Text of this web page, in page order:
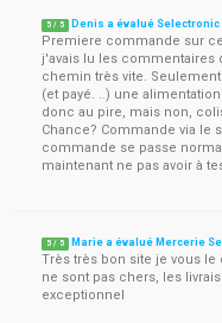
5 / 5 Denis a évalué Selectronic
Premiere commande sur
j'avais lu les commentaires
chemin très vite.
(et payé. ..) une
donc au pire, mais non,
Chance? Commande via le
commande se passe
maintenant ne pas avoir à
5 / 5 Marie a évalué Mercerie
Très très bon site je vous
ne sont pas chers, les
exceptionnel